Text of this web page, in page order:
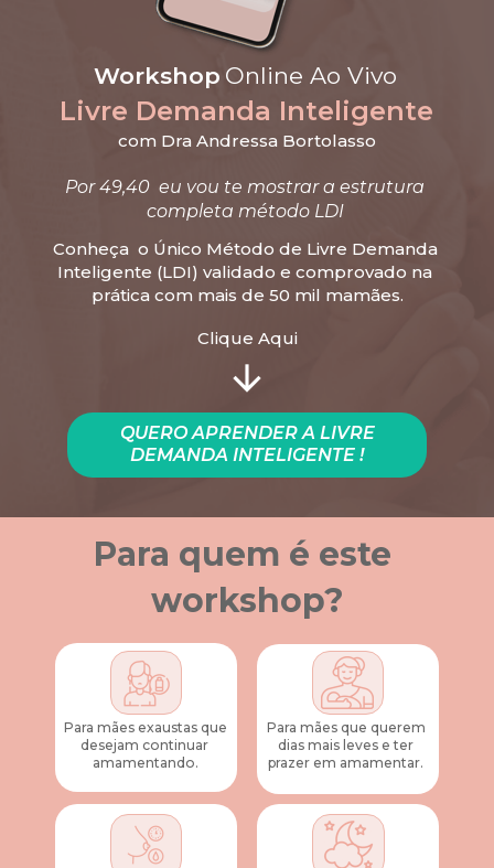
Workshop
Livre Demanda Inteligente
com Dra Andressa Bortolasso
QUERO APRENDER A LIVRE
DEMANDA INTELIGENTE !
Por 49,40  eu vou te mostrar a estrutura
completa método LDI
Conheça  o Único Método de Livre Demanda
Inteligente (LDI) validado e comprovado na
prática com mais de 50 mil mamães.
Online Ao Vivo
Clique Aqui
Para quem é este
workshop?
Para mães que querem
dias mais leves e ter
prazer em amamentar.
Para mães exaustas que
desejam continuar
amamentando.